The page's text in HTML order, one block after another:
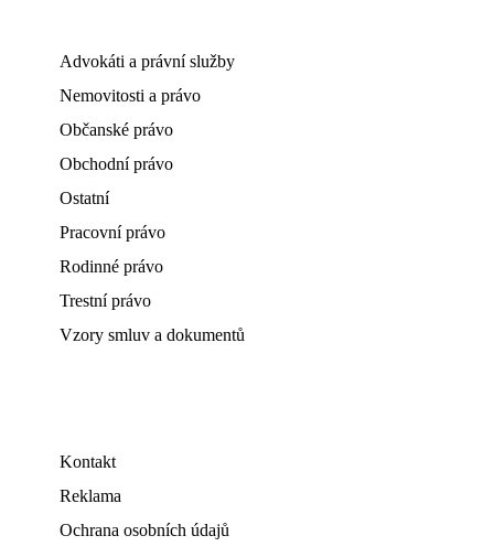
Advokáti a právní služby
Nemovitosti a právo
Občanské právo
Obchodní právo
Ostatní
Pracovní právo
Rodinné právo
Trestní právo
Vzory smluv a dokumentů
Kontakt
Reklama
Ochrana osobních údajů